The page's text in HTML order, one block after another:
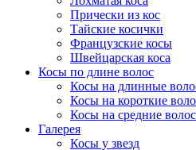
Прически из кос
Тайские косички
Французские косы
Швейцарская коса
Косы по длине волос
Косы на длинные
Косы на короткие
Косы на средние
Галерея
Косы у звезд